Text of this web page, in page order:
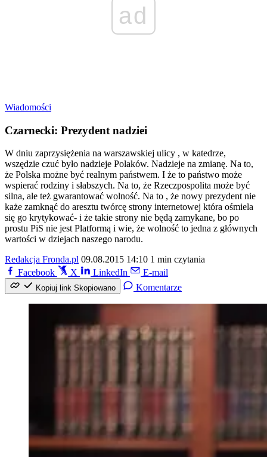
ad
Wiadomości
Czarnecki: Prezydent nadziei
W dniu zaprzysiężenia na warszawskiej ulicy , w katedrze,
wszędzie czuć było nadzieje Polaków. Nadzieje na zmianę. Na to,
że Polska możne być realnym państwem. I że to państwo może
wspierać rodziny i słabszych. Na to, że Rzeczpospolita może być
silna, ale też gwarantować wolność. Na to , że nowy prezydent nie
każe zamknąć do aresztu twórcę strony internetowej która ośmiela
się go krytykować- i że takie strony nie będą zamykane, bo po
prostu PiS nie jest Platformą i wie, że wolność to jedna z głównych
wartości w dziejach naszego narodu.
Redakcja Fronda.pl 09.08.2015 14:10 1 min czytania
Facebook
X LinkedIn E-mail
Kopiuj link Skopiowano Komentarze